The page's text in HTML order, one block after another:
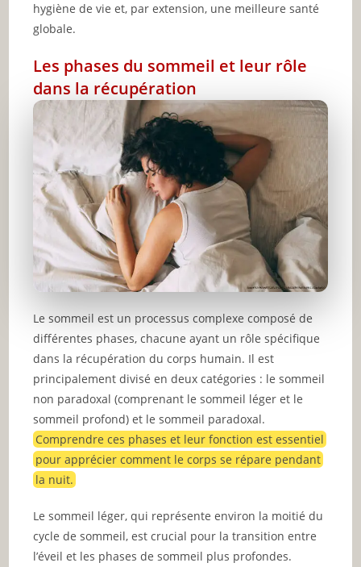
hygiène de vie et, par extension, une meilleure santé
globale.
Les phases du sommeil et leur rôle
dans la récupération
Le sommeil est un processus complexe composé de
différentes phases, chacune ayant un rôle spécifique
dans la récupération du corps humain. Il est
principalement divisé en deux catégories : le sommeil
non paradoxal (comprenant le sommeil léger et le
sommeil profond) et le sommeil paradoxal.
Comprendre ces phases et leur fonction est essentiel
pour apprécier comment le corps se répare pendant
la nuit.
Le sommeil léger, qui représente environ la moitié du
cycle de sommeil, est crucial pour la transition entre
l’éveil et les phases de sommeil plus profondes.